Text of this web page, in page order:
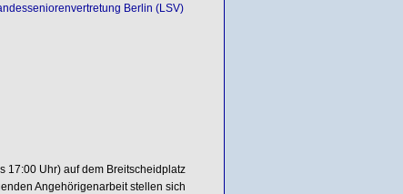
Berlin (LSV)
17:00 Uhr) auf dem Breitscheidplatz
Angehörigenarbeit stellen sich